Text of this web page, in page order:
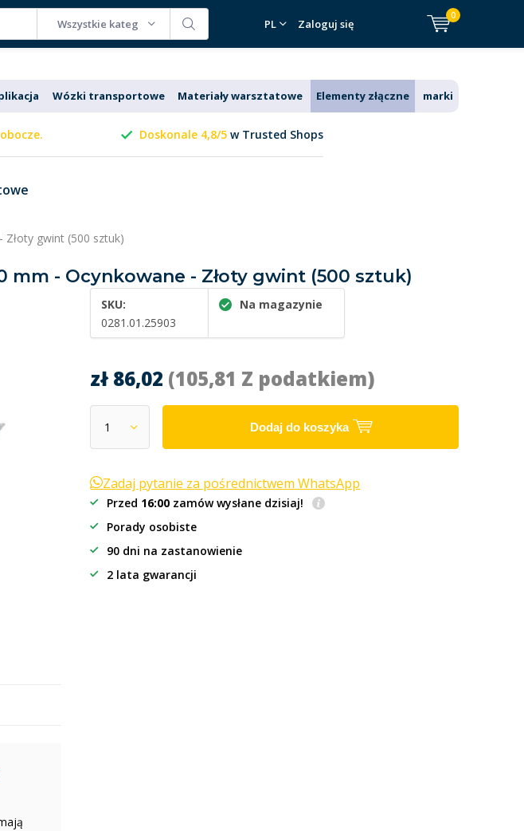
Wszystkie kategorie PL Zaloguj się
0
Wózki transportowe Materiały warsztatowe Elementy złączne marki
Doskonale 4,8/5 w Trusted Shops
Złoty gwint (500 sztuk)
mm - Ocynkowane - Złoty gwint (500 sztuk)
SKU:
0281.01.25903
Na magazynie
zł 86,02 (105,81 Z podatkiem)
Dodaj do koszyka
Zadaj pytanie za pośrednictwem WhatsApp
Przed 16:00 zamów wysłane dzisiaj!
Porady osobiste
90 dni na zastanowienie
2 lata gwarancji